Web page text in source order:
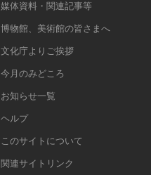
媒体資料・関連記事等
博物館、美術館の皆さまへ
文化庁よりご挨拶
今月のみどころ
お知らせ一覧
ヘルプ
このサイトについて
関連サイトリンク